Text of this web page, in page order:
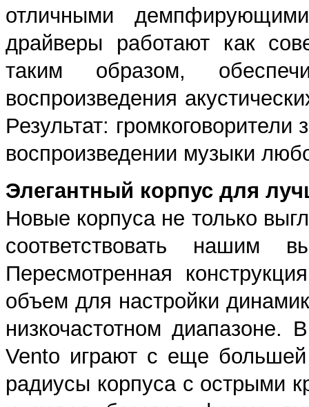
отличными
драйверы работают как
таким образом,
воспроизведения
Результат:
воспроизведении музыки
Элегантный корпус для
Новые корпуса не только
соответствовать нашим
Пересмотренная
объем для настройки
низкочастотном диапазоне.
Vento играют с еще большей
радиусы корпуса с острыми